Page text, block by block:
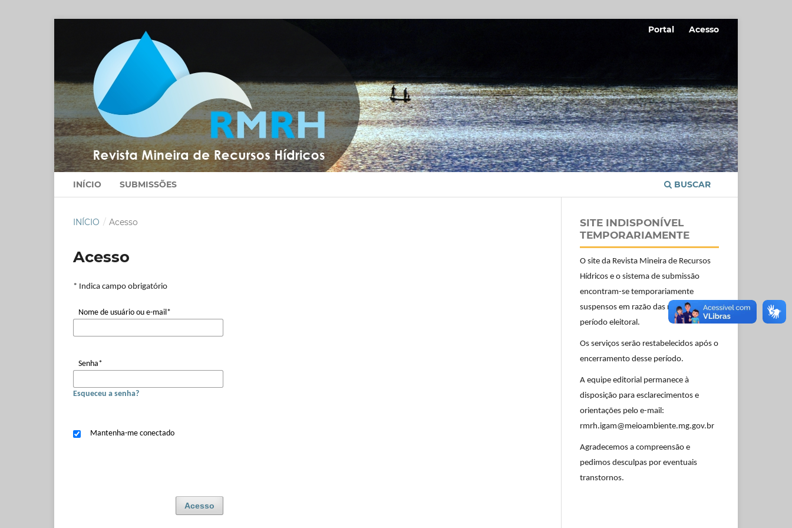
INÍCIO SUBMISSÕES BUSCAR
Portal Acesso
INÍCIO / Acesso
Acesso
* Indica campo obrigatório
Nome de usuário ou e-mail *
Senha*
Esqueceu a senha?
Mantenha-me conectado
Acesso
SITE INDISPONÍVEL
TEMPORARIAMENTE
O site da Revista Mineira de Recursos
Hídricos e o sistema de submissão
encontram-se temporariamente
suspensos em razão das restrições do
período eleitoral.
Os serviços serão restabelecidos após o
encerramento desse período.
A equipe editorial permanece à
disposição para esclarecimentos e
orientações pelo e-mail:
rmrh.igam@meioambiente.mg.gov.br
Agradecemos a compreensão e
pedimos desculpas por eventuais
transtornos.